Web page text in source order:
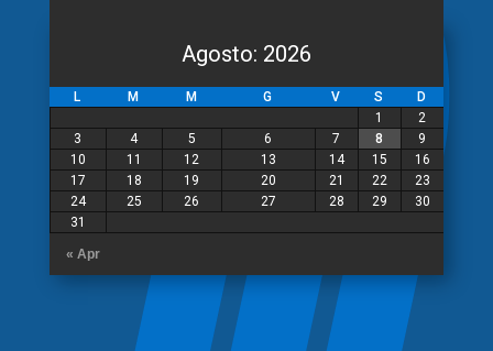
Agosto: 2026
L M M G V S D
« Apr
1
2
3
4 5 6 7 8
9
10
11 12 13 14 15
16
17
18 19 20 21 22
23
24
25 26 27 28 29
30
31